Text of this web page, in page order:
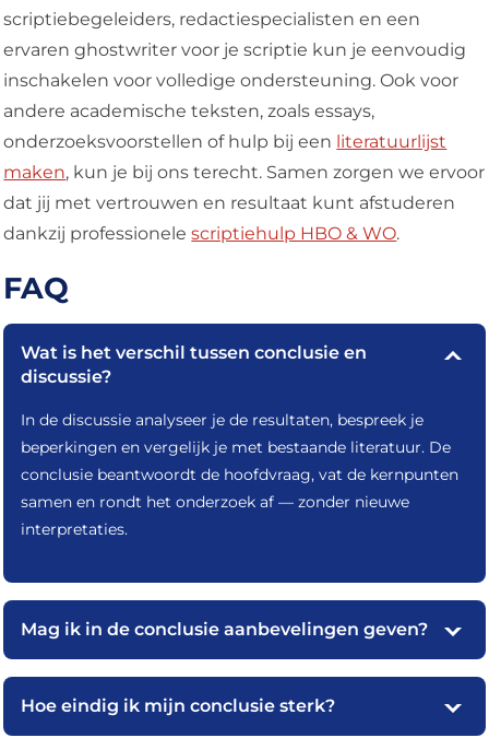
scriptiebegeleiders, redactiespecialisten en een
ervaren ghostwriter voor je scriptie kun je eenvoudig
inschakelen voor volledige ondersteuning. Ook voor
andere academische teksten, zoals essays,
onderzoeksvoorstellen of hulp bij een literatuurlijst
maken, kun je bij ons terecht. Samen zorgen we ervoor
dat jij met vertrouwen en resultaat kunt afstuderen
dankzij professionelescriptiehulp HBO & WO.
FAQ
Wat is het verschil tussen conclusie en
discussie?
In de discussie analyseer je de resultaten, bespreek je
beperkingen en vergelijk je met bestaande literatuur. De
conclusie beantwoordt de hoofdvraag, vat de kernpunten
samen en rondt het onderzoek af — zonder nieuwe
interpretaties.
Mag ik in de conclusie aanbevelingen geven?
Hoe eindig ik mijn conclusie sterk?